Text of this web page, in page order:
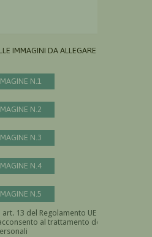
IMMAGINI DA ALLEGARE AL
N.1
N.2
N.3
N.4
N.5
13 del Regolamento UE n.
al trattamento dei
Devi dare il consenso